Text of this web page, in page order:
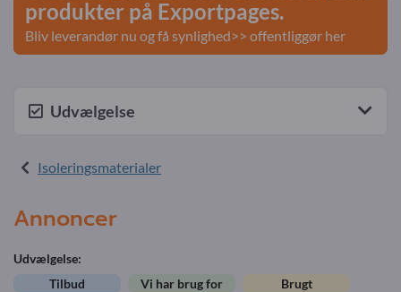
produkter på Exportpages.
Bliv leverandør nu og få synlighed>> offentliggør her
Udvælgelse
Isoleringsmaterialer
Annoncer
Udvælgelse:
Tilbud
Vi har brug for
Brugt